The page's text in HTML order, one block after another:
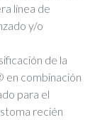
línea de
y/o
de la
en combinación
para el
recién